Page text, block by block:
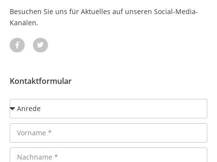
Besuchen Sie uns für Aktuelles auf unseren Social-Media-
Kanälen.
Kontaktformular